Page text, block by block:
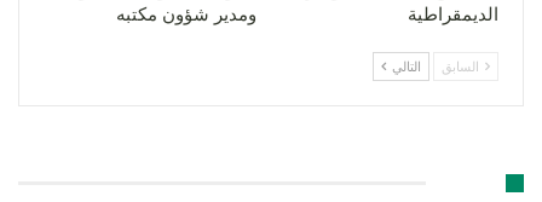
الديمقراطية
ومدير شؤون مكتبه
السابق التالي